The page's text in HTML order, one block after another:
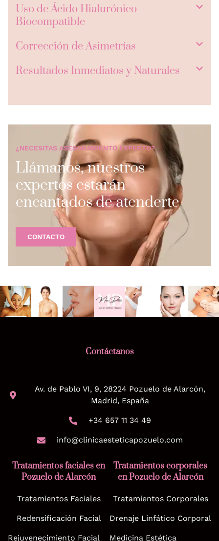
Uso de Ácido Hialurónico
Biocompatible
Corrección de Asimetrías
Resultados Inmediatos y Naturales
¿NECESITAS ASESORAMIENTO EXPERTO?
Llámanos, nuestros
expertos estarán
encantados de atenderte
CONTACTO
Contáctanos
Av. de Pablo VI, 9, 28224 Pozuelo de Alarcón,
Madrid, España
+34 657 11 34 49
info@clinicaesteticapozuelo.com
Tratamientos faciales en
Pozuelo de Alarcón
Tratamientos Faciales
Redensificación Facial
Rejuvenecimiento Facial
Tratamientos corporales
en Pozuelo de Alarcón
Tratamientos Corporales
Drenaje Linfático Corporal
Medicina Estética